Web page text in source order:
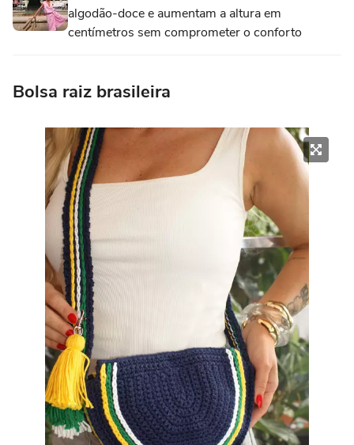
algodão-doce e aumentam a altura em
centímetros sem comprometer o conforto
Bolsa raiz brasileira